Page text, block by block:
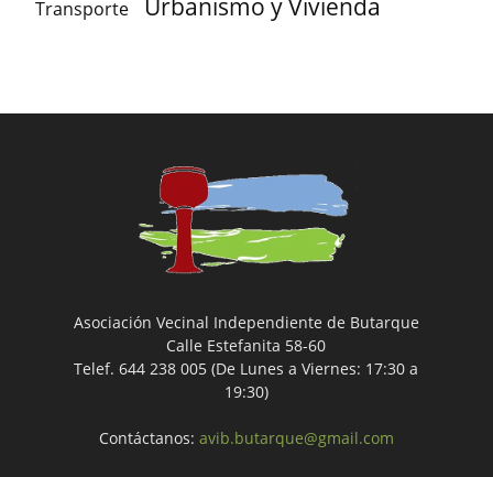
Transporte
Asociación Vecinal Independiente de Butarque
Calle Estefanita 58-60
Telef. 644 238 005 (De Lunes a Viernes: 17:30 a
19:30)
Contáctanos: avib.butarque@gmail.com